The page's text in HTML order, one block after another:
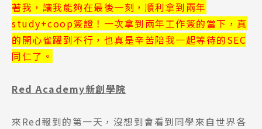
著我，讓我能夠在最後一刻，順利拿到兩年
study+coop簽證！一次拿到兩年工作簽的當下，真
的開心雀躍到不行，也真是辛苦陪我一起等待的SEC
同仁了。
Red Academy新創學院
來Red報到的第一天，沒想到會看到同學來自世界各